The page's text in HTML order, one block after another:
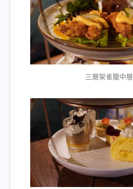
三層架雀籠中層